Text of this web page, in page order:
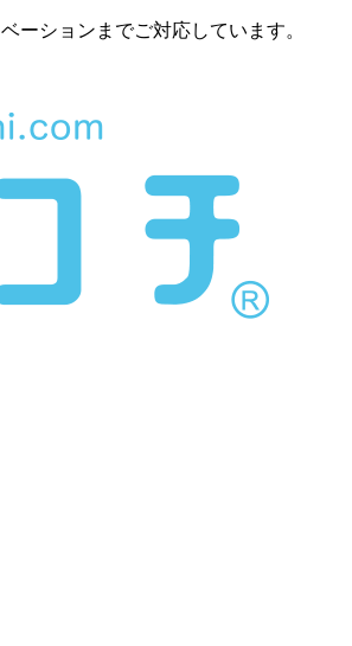
ーションまでご対応しています。